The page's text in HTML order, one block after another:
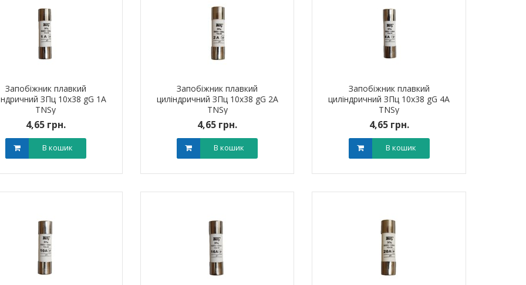
Запобіжник плавкий
ЗПц 10х38 gG 1A
TNSy
4,65 грн.
В кошик
Запобіжник плавкий
циліндричний ЗПц 10х38 gG 2A
TNSy
4,65 грн.
В кошик
Запобіжник плавкий
циліндричний ЗПц 10х38 gG 4A
TNSy
4,65 грн.
В кошик